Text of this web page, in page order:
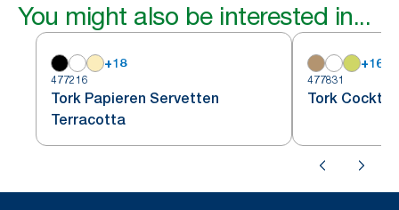
You might also be interested in...
+18
477216
Tork Papieren Servetten
Terracotta
+16
477831
Tork